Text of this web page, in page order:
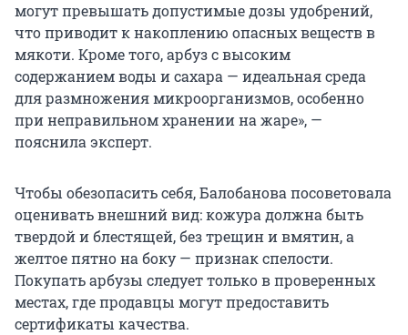
могут превышать допустимые дозы удобрений,
что приводит к накоплению опасных веществ в
мякоти. Кроме того, арбуз с высоким
содержанием воды и сахара — идеальная среда
для размножения микроорганизмов, особенно
при неправильном хранении на жаре», —
пояснила эксперт.
Чтобы обезопасить себя, Балобанова посоветовала
оценивать внешний вид: кожура должна быть
твердой и блестящей, без трещин и вмятин, а
желтое пятно на боку — признак спелости.
Покупать арбузы следует только в проверенных
местах, где продавцы могут предоставить
сертификаты качества.